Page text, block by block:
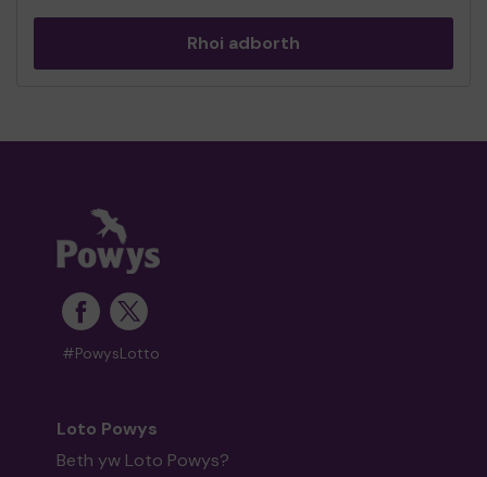
Rhoi adborth
#PowysLotto
Loto Powys
Beth yw Loto Powys?